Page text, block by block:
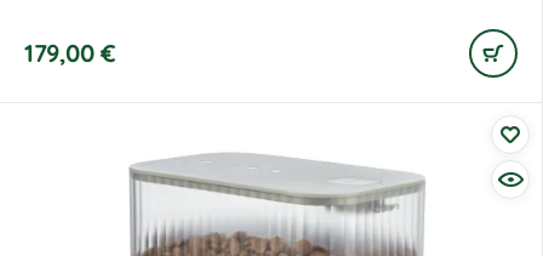
179,00€